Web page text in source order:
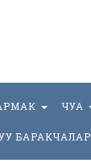
ЧУА
БАРАКЧАЛАР